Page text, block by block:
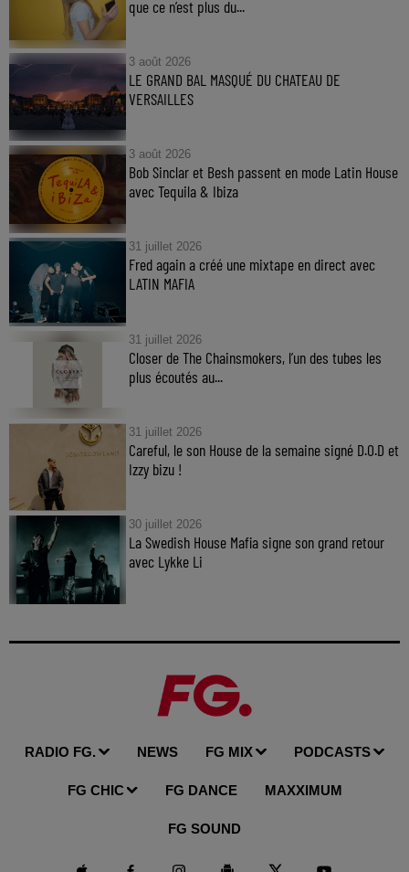
que ce n’est plus du...
3 août 2026
LE GRAND BAL MASQUÉ DU CHATEAU DE
VERSAILLES
3 août 2026
Bob Sinclar et Besh passent en mode Latin House
avec Tequila & Ibiza
31 juillet 2026
Fred again a créé une mixtape en direct avec
LATIN MAFIA
31 juillet 2026
Closer de The Chainsmokers, l’un des tubes les
plus écoutés au...
31 juillet 2026
Careful, le son House de la semaine signé D.O.D et
Izzy bizu !
30 juillet 2026
La Swedish House Mafia signe son grand retour
avec Lykke Li
RADIO FG. NEWS FG MIX PODCASTS
FG CHIC FG DANCE MAXXIMUM
FG SOUND